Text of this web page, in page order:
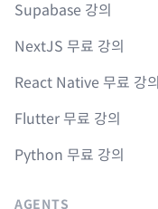
Supabase 강의
NextJS 무료 강의
React Native 무료 강의
Flutter 무료 강의
Python 무료 강의
AGENTS